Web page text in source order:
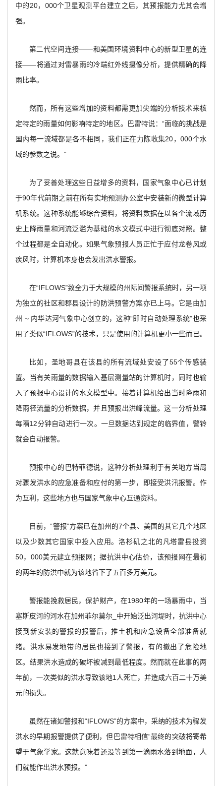
中的20，000个卫星观测平台建立之后，其预报能力尤其会增
强。
第二代空间连接——和美国环境资料中心的新型卫星的连
接——将通过对雷暴雨的冷端红外线摄像分析，提供精确的降
雨比率。
然而，所有这些增加的资料都需更加尖端的分析技术来核
定特定的雨量如何影响特定的地区。巴雷特说：“面临的挑战是
国内每一流域都是各不相同，我们正在力陈收集20，000个水
域的参数之说。”
为了妥善处理这些日益增多的资料，国家气象中心已计划
于90年代前期之前在所有实地预测办公室中安装新的微型计算
机系统。这种系统能够综合资料，将资料数据在以各个流域历
史上降雨量和河流泛滥为基础的水文模式中进行彻底对照。整
个过程都是全自动化。如果气象预报人员正忙于应付龙卷风或
疾风时，计算机本身也会发出洪水警报。
在“IFLOWS”致全力于大规模的州际间警报系统时，另一项
为独立的社区和郡县设计的防洪预警方案亦已上马。它是由加
州 ~ 内华达河气象中心创立的，这种“即时自动处理系统”也采
用了类似“IFLOWS”的技术，只是使用的计算机更小一些而已。
比如，圣地哥县在该县的所有流域处安设了55个传感装
置。当有关雨量的数据输入基层测量站的计算机时，同时也输
入了预报中心设计的水文模型中。接着计算机给出当时降雨和
降雨径流量的分析数据，并且预报出洪峰流量。这一分析处理
每隔12分钟自动进行一次。一旦数据达到规定的临界值，警铃
就会自动报警。
预报中心的巴特菲德说，这种分析处理利于有关地方当局
对骤发洪水的应急准备和应付的第一步，即接受洪汛报警。作
为互利，这些地方也与国家气象中心互通资料。
目前，“警报”方案已在加州的7个县、美国的其它几个地区
以及少数其它国家中投入应用。洛杉矶之北的凡塔雷县投资
50，000美元建立预报网；据抗洪中心估价，该预报网在最初
的两年的防洪中就为该地省下了五百多万美元。
警报能挽救居民，保护财产，在1980年的一场暴雨中，当
塞斯皮河的河水在加州菲尔莫尔_中开始泛出河堤时，抗洪中心
接到新安装的警报的报警后，推土机和应急设备全部准备就
绪。洪水易发地带的居民也接到了警报，有的撤出了危险地
区。结果洪水造成的破坏被减到最低程度。然而就在此事的两
年前，一次类似的洪水导致该地1人死亡，并造成六百二十万美
元的损失。
虽然在诸如警报和“IFLOWS”的方案中，采纳的技术为骤发
洪水的早期报警提供了便利，但巴雷特相信“最终的突破将寄希
望于气象学家。这就意味着还没等到第一滴雨水落到地面，人
们就能作出洪水预报。”